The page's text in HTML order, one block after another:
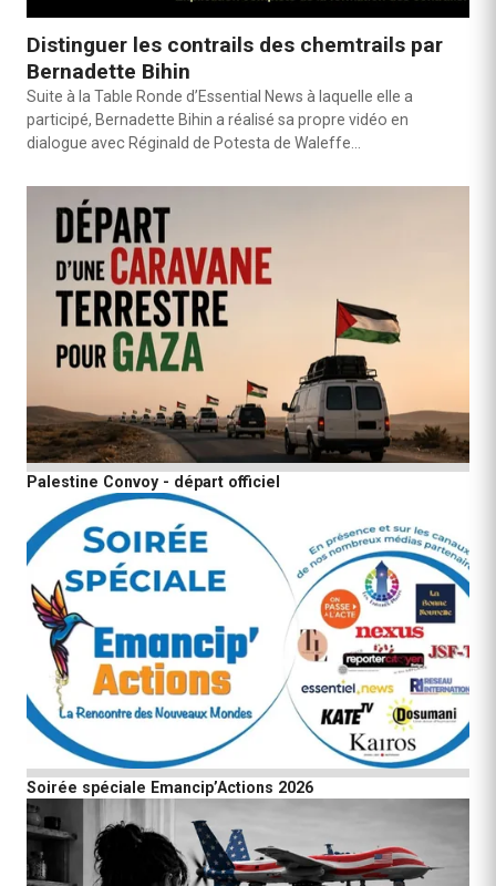
Distinguer les contrails des chemtrails par
Bernadette Bihin
Suite à la Table Ronde d’Essential News à laquelle elle a
participé, Bernadette Bihin a réalisé sa propre vidéo en
dialogue avec Réginald de Potesta de Waleffe…
Palestine Convoy - départ officiel
Soirée spéciale Emancip’Actions 2026